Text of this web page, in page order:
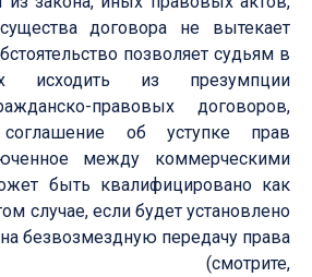
договора не вытекает
позволяет судьям в
исходить из презумпции
правовых договоров,
об уступке прав
между коммерческими
быть квалифицировано как
случае, если будет установлено
безвозмездную передачу права
(смотрите,